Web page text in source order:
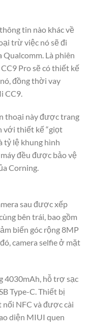
tin nào khác về
trừ việc nó sẽ đi
Qualcomm. Là phiên
Pro sẽ có thiết kế
đồng thời vay
CC9.
thoại này được trang
với thiết kế “giọt
tỷ lệ khung hình
đều được bảo vệ
Corning.
sau được xếp
bên trái, bao gồm
biến góc rộng 8MP
camera selfie ở mặt
4030mAh, hỗ trợ sạc
Type-C. Thiết bị
nối NFC và được cài
diện MIUI quen